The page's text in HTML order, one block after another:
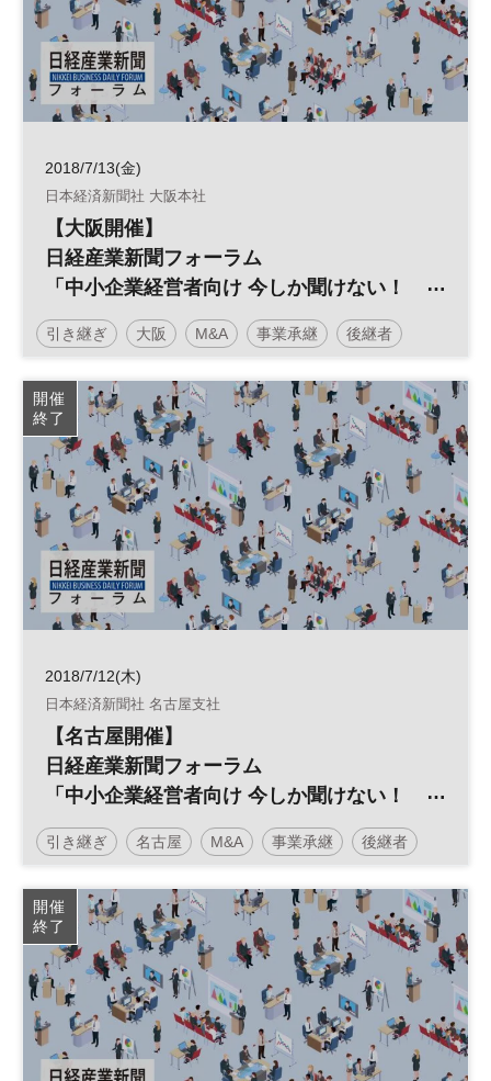
2018/7/13(金)
日本経済新聞社 大阪本社
【大阪開催】
日経産業新聞フォーラム
「中小企業経営者向け 今しか聞けない！
事業承継M&A準備セミナー（入門編）」
引き継ぎ 大阪 M&A 事業承継 後継者
中小企業 事業譲渡 廃業
日経産業新聞フォーラム
開催
終了
2018/7/12(木)
日本経済新聞社 名古屋支社
【名古屋開催】
日経産業新聞フォーラム
「中小企業経営者向け 今しか聞けない！
事業承継M&A準備セミナー（入門編）」
引き継ぎ 名古屋 M&A 事業承継 後継者
中小企業 事業譲渡 廃業
日経産業新聞フォーラム
開催
終了